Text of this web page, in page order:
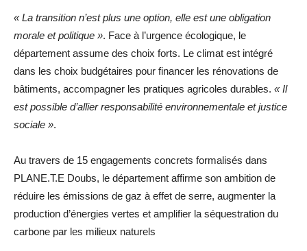
« La transition n’est plus une option, elle est une obligation
morale et politique ». Face à l’urgence écologique, le
département assume des choix forts. Le climat est intégré
dans les choix budgétaires pour financer les rénovations de
bâtiments, accompagner les pratiques agricoles durables. « Il
est possible d’allier responsabilité environnementale et justice
sociale ».
Au travers de 15 engagements concrets formalisés dans
PLANE.T.E Doubs, le département affirme son ambition de
réduire les émissions de gaz à effet de serre, augmenter la
production d’énergies vertes et amplifier la séquestration du
carbone par les milieux naturels